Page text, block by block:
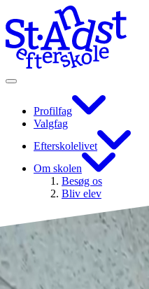
Profilfag
Valgfag
Efterskolelivet
Om skolen
Besøg os
Bliv elev